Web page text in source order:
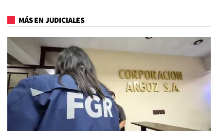
MÁS EN JUDICIALES